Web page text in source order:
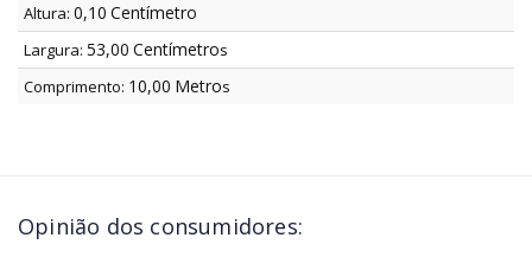
Altura: 0,10 Centímetro
Largura: 53,00 Centímetros
Comprimento: 10,00 Metros
Opinião dos consumidores: